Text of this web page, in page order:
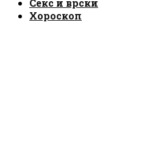
Секс и врски
Хороскоп